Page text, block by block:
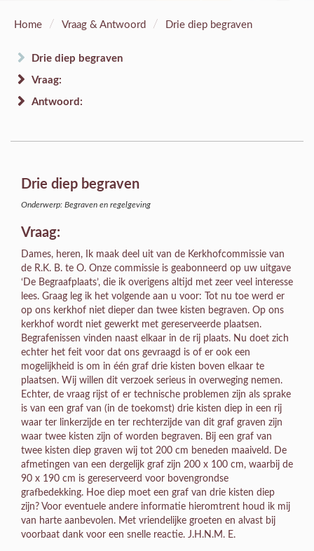
Home / Vraag & Antwoord / Drie diep begraven
Drie diep begraven
Vraag:
Antwoord:
Drie diep begraven
Onderwerp: Begraven en regelgeving
Vraag:
Dames, heren, Ik maak deel uit van de Kerkhofcommissie van
de R.K. B. te O. Onze commissie is geabonneerd op uw uitgave
‘De Begraafplaats’, die ik overigens altijd met zeer veel interesse
lees. Graag leg ik het volgende aan u voor: Tot nu toe werd er
op ons kerkhof niet dieper dan twee kisten begraven. Op ons
kerkhof wordt niet gewerkt met gereserveerde plaatsen.
Begrafenissen vinden naast elkaar in de rij plaats. Nu doet zich
echter het feit voor dat ons gevraagd is of er ook een
mogelijkheid is om in één graf drie kisten boven elkaar te
plaatsen. Wij willen dit verzoek serieus in overweging nemen.
Echter, de vraag rijst of er technische problemen zijn als sprake
is van een graf van (in de toekomst) drie kisten diep in een rij
waar ter linkerzijde en ter rechterzijde van dit graf graven zijn
waar twee kisten zijn of worden begraven. Bij een graf van
twee kisten diep graven wij tot 200 cm beneden maaiveld. De
afmetingen van een dergelijk graf zijn 200 x 100 cm, waarbij de
90 x 190 cm is gereserveerd voor bovengrondse
grafbedekking. Hoe diep moet een graf van drie kisten diep
zijn? Voor eventuele andere informatie hieromtrent houd ik mij
van harte aanbevolen. Met vriendelijke groeten en alvast bij
voorbaat dank voor een snelle reactie. J.H.N.M. E.